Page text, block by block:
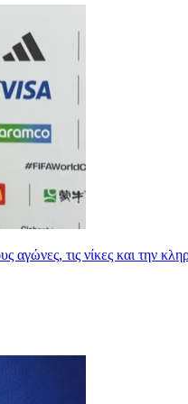
αγώνες, τις νίκες και την